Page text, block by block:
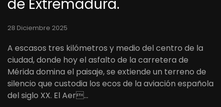
de Extremadura.
28 Diciembre 2025
A escasos tres kilómetros y medio del centro de la
ciudad, donde hoy el asfalto de la carretera de
Mérida domina el paisaje, se extiende un terreno de
silencio que custodia los ecos de la aviación española
del siglo XX. El Aer…